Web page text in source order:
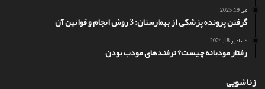
می 19, 2025
گرفتن پرونده پزشکی از بیمارستان: 3 روش انجام و قوانین آن
دسامبر 18, 2024
رفتار مودبانه چیست؟ ترفندهای مودب بودن
زناشویی